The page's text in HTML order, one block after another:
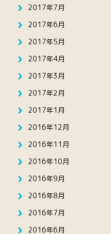
2017年7月
2017年6月
2017年5月
2017年4月
2017年3月
2017年2月
2017年1月
2016年12月
2016年11月
2016年10月
2016年9月
2016年8月
2016年7月
2016年6月